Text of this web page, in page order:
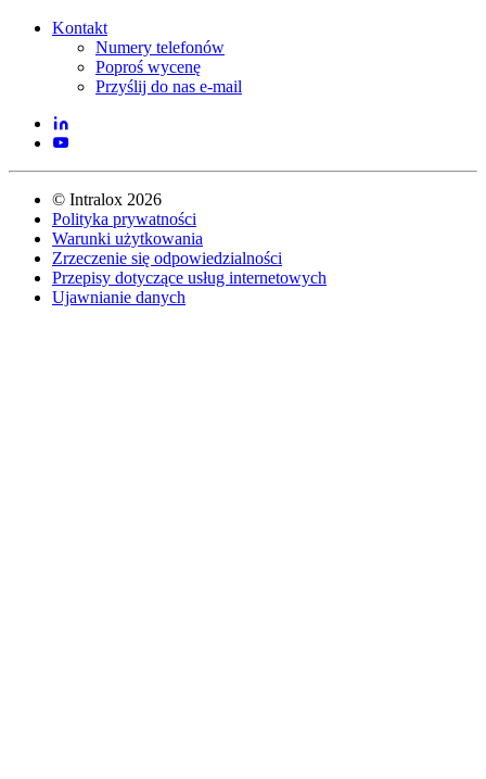
Kontakt
Numery telefonów
Poproś wycenę
Przyślij do nas e-mail
© Intralox 2026
Polityka prywatności
Warunki użytkowania
Zrzeczenie się odpowiedzialności
Przepisy dotyczące usług internetowych
Ujawnianie danych